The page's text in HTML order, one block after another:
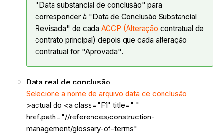
"Data substancial de conclusão" para
corresponder à "Data de Conclusão Substancial
Revisada" de cada ACCP (Alteração contratual de
contrato principal) depois que cada alteração
contratual for "Aprovada".
Data real de conclusão
Selecione a nome de arquivo data de conclusão
>actual do <a class="F1" title=" "
href.path="//references/construction-
management/glossary-of-terms"